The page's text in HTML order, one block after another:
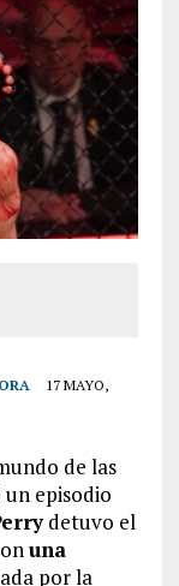
17 MAYO,
de las
episodio
detuvo el
una
por la